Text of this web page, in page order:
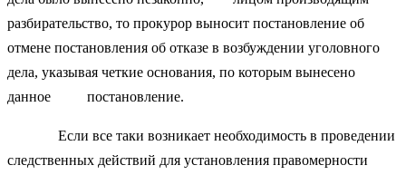
разбирательство, то прокурор выносит постановление об
отмене постановления об отказе в возбуждении уголовного
дела, указывая четкие основания, по которым вынесено
данное постановление.
Если все таки возникает необходимость в проведении
следственных действий для установления правомерности